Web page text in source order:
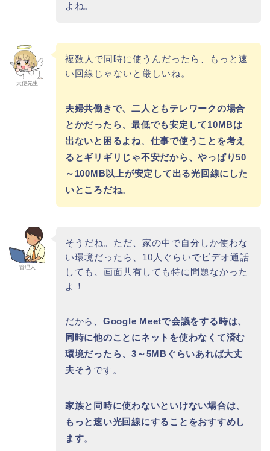
よね。
天使先生
複数人で同時に使うんだったら、もっと速
い回線じゃないと厳しいね。
夫婦共働きで、二人ともテレワークの場合
とかだったら、最低でも安定して10MBは
出ないと困るよね。 仕事で使うことを考え
るとギリギリじゃ不安だから、やっぱり50
～100MB以上が安定して出る光回線にした
いところだね。
管理人
そうだね。ただ、家の中で自分しか使わな
い環境だったら、10人ぐらいでビデオ通話
しても、画面共有しても特に問題なかった
よ！
だから、 Google Meetで会議をする時は、
同時に他のことにネットを使わなくて済む
環境だったら、3～5MBぐらいあれば大丈
夫そう です。
家族と同時に使わないといけない場合は、
もっと速い光回線にすることをおすすめし
ます。